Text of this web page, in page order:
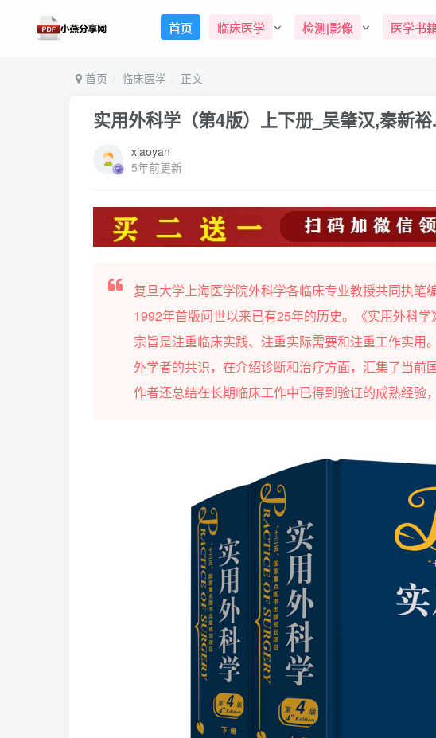
首页 临床医学 检测|影像 医学书
首页 临床医学 正文
实用外科学（第4版）上下册_吴肇汉,秦新
xiaoyan
5年前更新
复旦大学上海医学院外科学各临床专业教授共同执笔
1992年首版问世以来已有25年的历史。《实用外科
宗旨是注重临床实践、注重实际需要和注重工作实
外学者的共识，在介绍诊断和治疗方面，汇集了当前
作者还总结在长期临床工作中已得到验证的成熟经验